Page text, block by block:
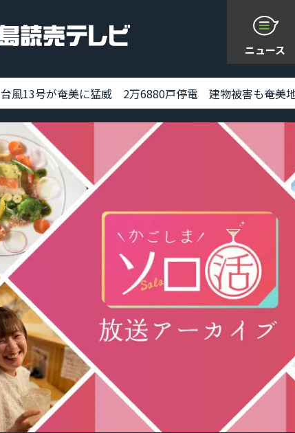
ニュース
台風13号が奄美に猛威 2万6880戸停電 建物被害も――奄美